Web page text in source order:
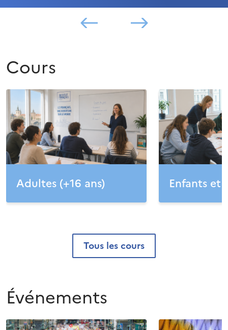
Cours
Adultes (+16 ans) Enfants et
tous les cours
Événements